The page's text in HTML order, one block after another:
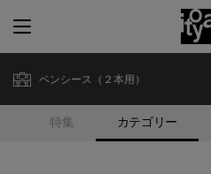
特集 カテゴリー
ペンシース（２本用）